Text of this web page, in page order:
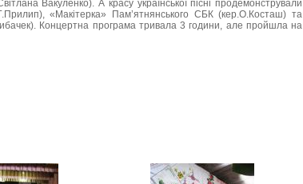
Вакуленко). А красу української пісні продемонстрували
«Макітерка» Пам’ятнянського СБК (кер.О.Косташ) та
Концертна програма тривала 3 години, але пройшла на